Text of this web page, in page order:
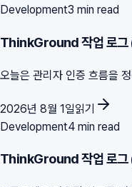
Development3 min read
ThinkGround 작업 로그
오늘은 관리자 인증 흐름을
2026년 8월 1일읽기
Development4 min read
ThinkGround 작업 로그